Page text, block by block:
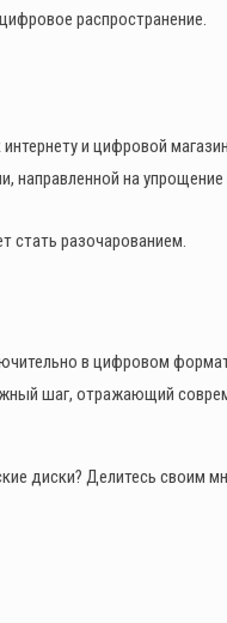
распространение.
и цифровой
на упрощение
стать разочарованием.
в цифровом
шаг, отражающий
диски? Делитесь своим